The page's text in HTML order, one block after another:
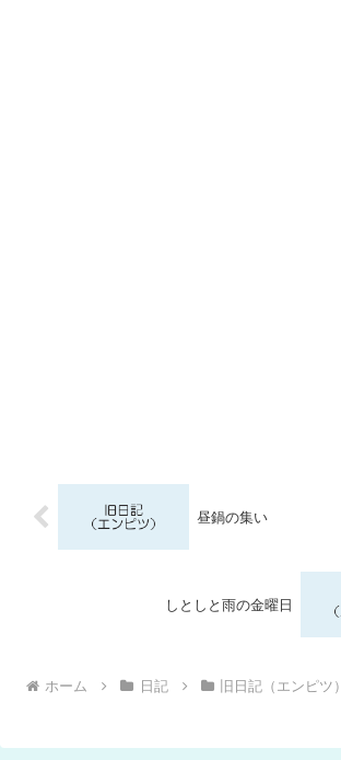
昼鍋の集い
しとしと雨の金曜日
ホーム 日記 旧日記（エンピツ）